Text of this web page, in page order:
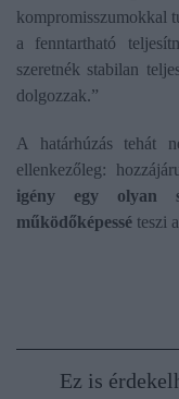
kompromisszumokkal
a fenntartható
szeretnék stabilan
dolgozzak.”
A határhúzás tehát
ellenkezőleg:
igény egy olyan
működőképessé teszi
Ez is